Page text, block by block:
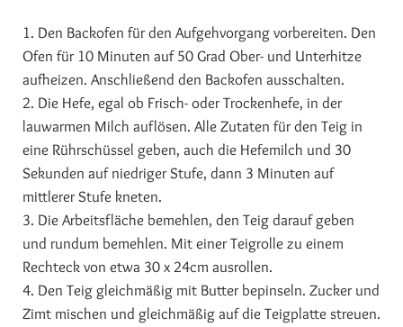
1. Den Backofen für den Aufgehvorgang vorbereiten. Den
Ofen für 10 Minuten auf 50 Grad Ober- und Unterhitze
aufheizen. Anschließend den Backofen ausschalten.
2. Die Hefe, egal ob Frisch- oder Trockenhefe, in der
lauwarmen Milch auflösen. Alle Zutaten für den Teig in
eine Rührschüssel geben, auch die Hefemilch und 30
Sekunden auf niedriger Stufe, dann 3 Minuten auf
mittlerer Stufe kneten.
3. Die Arbeitsfläche bemehlen, den Teig darauf geben
und rundum bemehlen. Mit einer Teigrolle zu einem
Rechteck von etwa 30 x 24cm ausrollen.
4. Den Teig gleichmäßig mit Butter bepinseln. Zucker und
Zimt mischen und gleichmäßig auf die Teigplatte streuen.